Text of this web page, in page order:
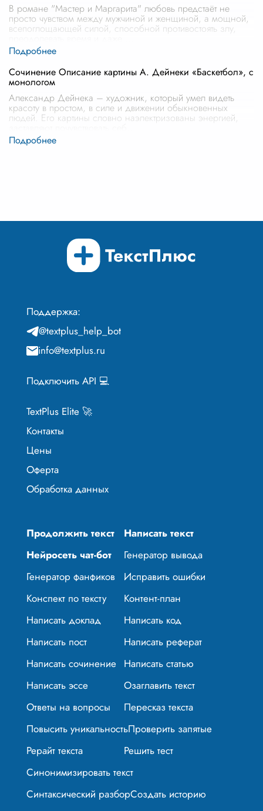
В романе "Мастер и Маргарита" любовь предстаёт не
просто чувством между мужчиной и женщиной, а мощной,
всепоглощающей силой, способной противостоять злу,
Сочинение Описание картины А. Дейнеки «Баскетбол», с
монологом
Александр Дейнека – художник, который умел видеть
красоту в простом, в силе и движении обыкновенных
людей. Его картины словно наэлектризованы энергией,
Поддержка:
@textplus_help_bot
info@textplus.ru
Подключить API 💻
TextPlus Elite 🚀
Контакты
Цены
Оферта
Обработка данных
Продолжить текст
Написать текст
Нейросеть чат-бот
Генератор вывода
Генератор фанфиков
Исправить ошибки
Конспект по тексту
Контент-план
Написать доклад
Написать код
Написать пост
Написать реферат
Написать сочинение Написать статью
Написать эссе
Озаглавить текст
Ответы на вопросы
Пересказ текста
Повысить уникальностьПроверить запятые
Рерайт текста
Решить тест
Синонимизировать текст
Синтаксический разборСоздать историю